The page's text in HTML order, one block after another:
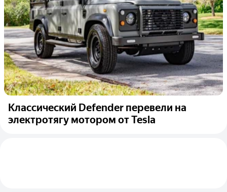
Классический Defender перевели на
электротягу мотором от Tesla